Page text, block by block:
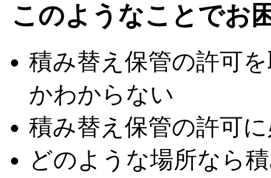
このようなことでお
積み替え保管の許可
かわからない
積み替え保管の許可
どのような場所なら